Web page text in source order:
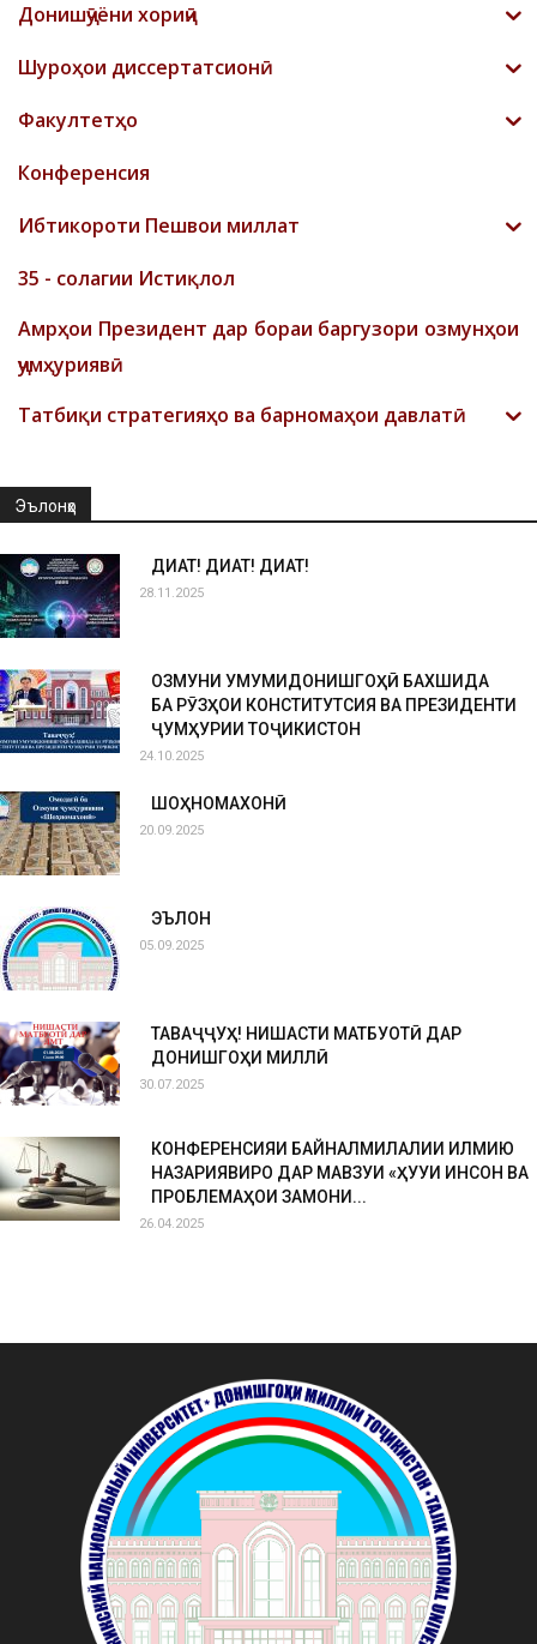
Донишҷӯёни хориҷӣ
Шyроҳои диссертатсионӣ
Факултетҳо
Конференсия
Ибтикороти Пешвои миллат
35 - солагии Истиқлол
Амрҳои Президент дар бораи баргузори озмунҳои
ҷумҳуриявӣ
Татбиқи стратегияҳо ва барномаҳои давлатӣ
Эълонҳо
ДИҚҚАТ! ДИҚҚАТ! ДИҚҚАТ!
28.11.2025
ОЗМУНИ УМУМИДОНИШГОҲӢ БАХШИДА
БА РӮЗҲОИ КОНСТИТУТСИЯ ВА ПРЕЗИДЕНТИ
ҶУМҲУРИИ ТОҶИКИСТОН
24.10.2025
ШОҲНОМАХОНӢ
20.09.2025
ЭЪЛОН
05.09.2025
ТАВАҶҶУҲ! НИШАСТИ МАТБУОТӢ ДАР
ДОНИШГОҲИ МИЛЛӢ
30.07.2025
КОНФЕРЕНСИЯИ БАЙНАЛМИЛАЛИИ ИЛМИЮ
НАЗАРИЯВИРО ДАР МАВЗУИ «ҲУҚУҚИ ИНСОН ВА
ПРОБЛЕМАҲОИ ЗАМОНИ...
26.04.2025